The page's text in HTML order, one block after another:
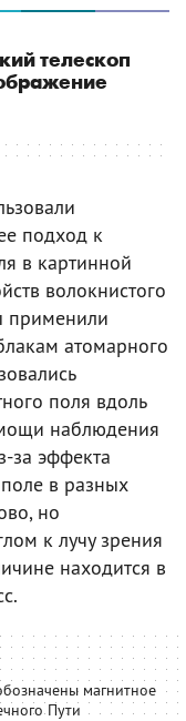
телескоп
подход к
в картинной
волокнистого
применили
атомарного
поля вдоль
наблюдения
за эффекта
в разных
но
к лучу зрения
находится в
магнитное
Пути